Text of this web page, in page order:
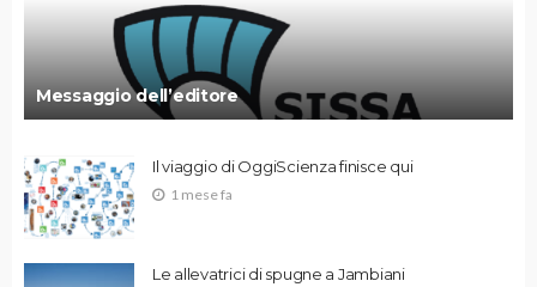
Messaggio dell’editore
Il viaggio di OggiScienza finisce qui
1 mese fa
Le allevatrici di spugne a Jambiani